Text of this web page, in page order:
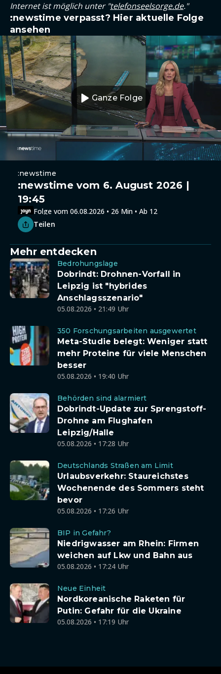
Internet ist möglich unter "telefonseelsorge.de."
:newstime verpasst? Hier aktuelle Folge
ansehen
Ganze Folge
:newstime
:newstime vom 6. August 2026 |
19:45
Folge vom 06.08.2026 • 26 Min • Ab 12
Teilen
Mehr entdecken
Bedrohungslage
Dobrindt: Drohnen-Vorfall in
Leipzig ist "hybrides
Anschlagsszenario"
05.08.2026 • 21:49 Uhr
350 Forschungsarbeiten ausgewertet
Meta-Studie belegt: Weniger statt
mehr Proteine für viele Menschen
besser
05.08.2026 • 19:40 Uhr
Behörden sind alarmiert
Dobrindt-Update zur Sprengstoff-
Drohne am Flughafen
Leipzig/Halle
05.08.2026 • 17:28 Uhr
Deutschlands Straßen am Limit
Urlaubsverkehr: Staureichstes
Wochenende des Sommers steht
bevor
05.08.2026 • 17:26 Uhr
BIP in Gefahr?
Niedrigwasser am Rhein: Firmen
weichen auf Lkw und Bahn aus
05.08.2026 • 17:24 Uhr
Neue Einheit
Nordkoreanische Raketen für
Putin: Gefahr für die Ukraine
05.08.2026 • 17:19 Uhr